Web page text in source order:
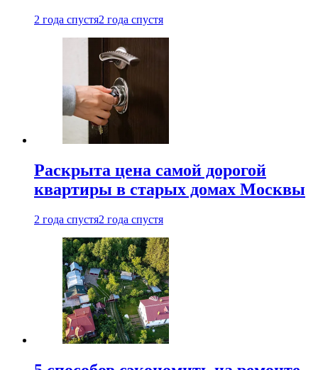
2 года спустя2 года спустя
Раскрыта цена самой дорогой
квартиры в старых домах Москвы
2 года спустя2 года спустя